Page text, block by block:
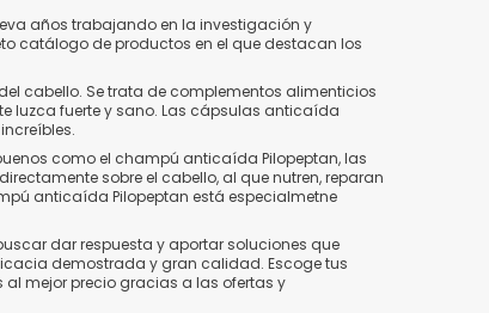
años trabajando en la investigación y
catálogo de productos en el que destacan los
cabello. Se trata de complementos alimenticios
luzca fuerte y sano. Las cápsulas anticaída
como el champú anticaída Pilopeptan, las
sobre el cabello, al que nutren, reparan
anticaída Pilopeptan está especialmetne
dar respuesta y aportar soluciones que
demostrada y gran calidad. Escoge tus
mejor precio gracias a las ofertas y